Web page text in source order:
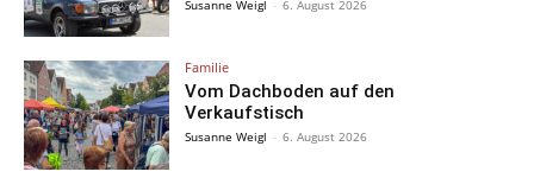
Susanne Weigl - 6. August 2026
Familie
Vom Dachboden auf den
Verkaufstisch
Susanne Weigl - 6. August 2026